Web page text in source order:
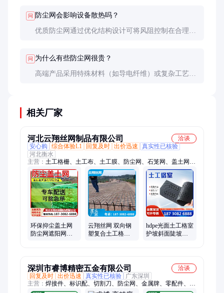
问 防尘网会影响设备散热吗？
优质防尘网通过优化结构设计可将风阻控制在合理范
问 为什么有些防尘网很贵？
高端产品采用特殊材料（如导电纤维）或复杂工艺
相关厂家
河北云翔丝网制品有限公司
洽谈
安心购
综合体验L1 回复及时 出价迅速
真实性已核验
河北衡水
主营： 土工格栅、土工布、土工膜、防尘网、石笼网、盖土网、
遮阳网、塑料排水板、防水毯、土工格室、护栏网、荷兰网、勾
花网、电焊网、钢筋网、刺丝滚笼、安全围网、工程材料、人工
草坪、复合土工膜、蓄水板、刀片刺绳、雷诺护垫、安全绳网
环保抑尘盖土网
防尘网遮阳网防
云翔丝网 双向钢
塑复合土工格栅
hdpe光面土工格室
护坡斜面陡坡河
深圳市睿博精密五金有限公司
洽谈
回复及时 出价迅速 真实性已核验
广东深圳
主营： 焊接件、标识配、切割刀、防尘网、金属牌、零配件、冲